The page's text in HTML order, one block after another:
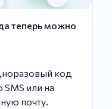
теперь можно
код
SMS или на
почту.